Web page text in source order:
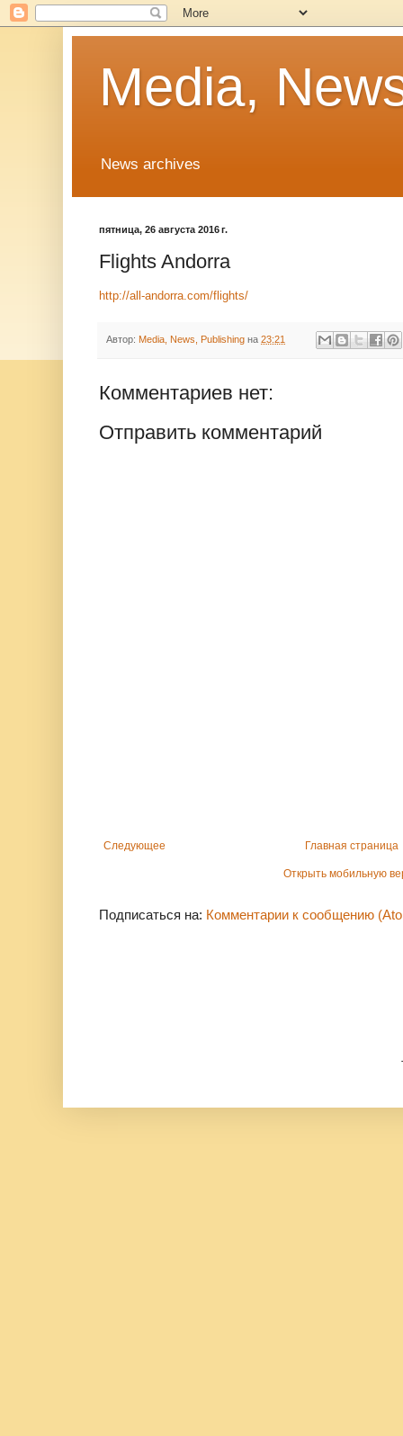
Media,
News archives
пятница, 26 августа 2016 г.
Flights Andorra
http://all-andorra.com/flights/
Автор: Media, News, Publishing на 23:21
Комментариев нет:
Отправить комментарий
Следующее Главная страница
Открыть мобильную
Подписаться на: Комментарии к сообщению